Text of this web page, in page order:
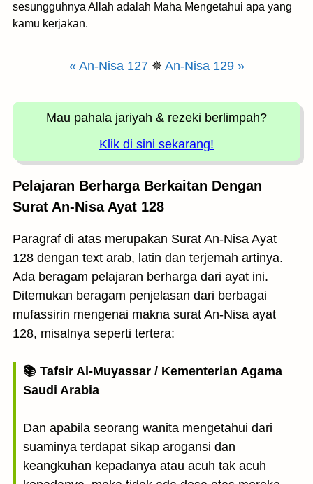
sesungguhnya Allah adalah Maha Mengetahui apa yang
kamu kerjakan.
« An-Nisa 127✵ An-Nisa 129 »
Mau pahala jariyah & rezeki berlimpah?
Klik di sini sekarang!
Pelajaran Berharga Berkaitan Dengan
Surat An-Nisa Ayat 128
Paragraf di atas merupakan Surat An-Nisa Ayat
128 dengan text arab, latin dan terjemah artinya.
Ada beragam pelajaran berharga dari ayat ini.
Ditemukan beragam penjelasan dari berbagai
mufassirin mengenai makna surat An-Nisa ayat
128, misalnya seperti tertera:
📚 Tafsir Al-Muyassar / Kementerian Agama
Saudi Arabia
Dan apabila seorang wanita mengetahui dari
suaminya terdapat sikap arogansi dan
keangkuhan kepadanya atau acuh tak acuh